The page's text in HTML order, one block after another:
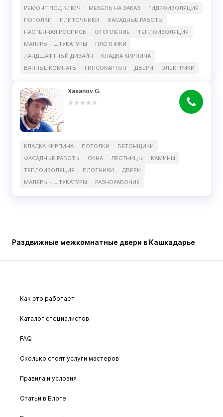
РЕМОНТ ПОД КЛЮЧ
МЕБЕЛЬ НА ЗАКАЗ
ГИДРОИЗОЛЯЦИЯ
ПОТОЛКИ
ПЛИТОЧНИКИ
ФАСАДНЫЕ РАБОТЫ
НАСТЕННАЯ РОСПИСЬ
ОТОПЛЕНИЕ
ТЕПЛОИЗОЛЯЦИЯ
МАЛЯРЫ - ШТУКАТУРЫ
ПЛОТНИКИ
ЛАНДШАФТНЫЙ ДИЗАЙН
КЛАДКА КИРПИЧА
ВАННЫЕ КОМНАТЫ
ГИПСОКАРТОН ДВЕРИ ЭЛЕКТРИКИ
Xasanov G.
КЛАДКА КИРПИЧА ПОТОЛКИ
БЕТОНЩИКИ
ФАСАДНЫЕ РАБОТЫ
ОКНА ЛЕСТНИЦЫ
КАМИНЫ
ТЕПЛОИЗОЛЯЦИЯ
ПЛОТНИКИ
ДВЕРИ
МАЛЯРЫ - ШТУКАТУРЫ
РАЗНОРАБОЧИЕ
Раздвижные межкомнатные двери в Кашкадарье
Как это работает
Каталог специалистов
FAQ
Сколько стоят услуги мастеров
Правила и условия
Статьи в Блоге